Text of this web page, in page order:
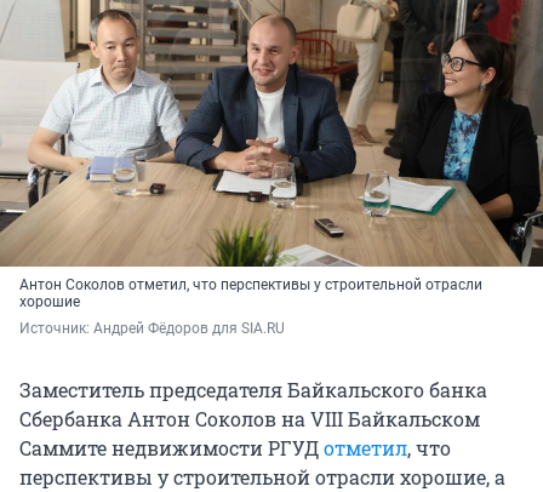
Антон Соколов отметил, что перспективы у строительной отрасли
хорошие
Источник: Андрей Фёдоров для SIA.RU
Заместитель председателя Байкальского банка
Сбербанка Антон Соколов на VIII Байкальском
Саммите недвижимости РГУДотметил, что
перспективы у строительной отрасли хорошие, а